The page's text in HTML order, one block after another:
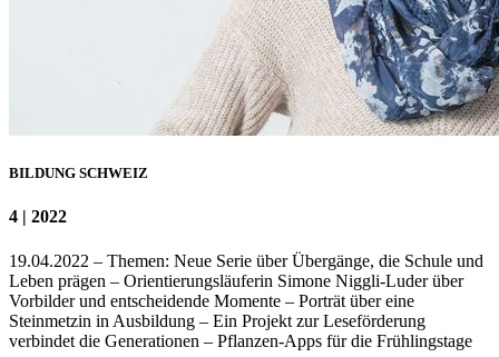
BILDUNG SCHWEIZ
4 | 2022
19.04.2022 – Themen: Neue Serie über Übergänge, die Schule und
Leben prägen – Orientierungsläuferin Simone Niggli-Luder über
Vorbilder und entscheidende Momente – Porträt über eine
Steinmetzin in Ausbildung – Ein Projekt zur Leseförderung
verbindet die Generationen – Pflanzen-Apps für die Frühlingstage